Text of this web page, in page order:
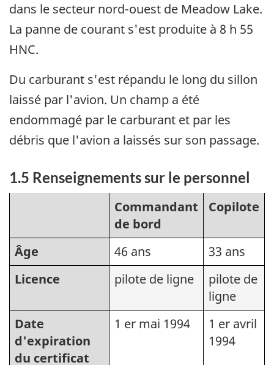
dans le secteur nord-ouest de Meadow Lake.
La panne de courant s'est produite à 8 h 55
HNC.
Du carburant s'est répandu le long du sillon
laissé par l'avion. Un champ a été
endommagé par le carburant et par les
débris que l'avion a laissés sur son passage.
1.5 Renseignements sur le personnel
Commandant
de bord
Copilote
Âge 46 ans
33 ans
Licence
pilote de ligne
pilote de
ligne
Date
d'expiration
du certificat
1 er mai 1994
1 er avril
1994